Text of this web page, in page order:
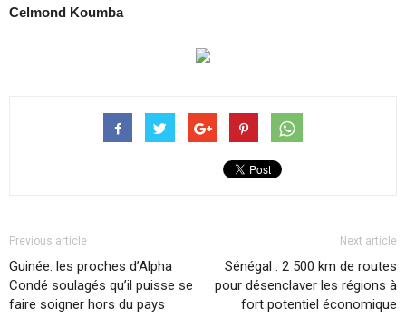
Celmond Koumba
Previous article
Guinée: les proches d’Alpha
Condé soulagés qu’il puisse se
faire soigner hors du pays
Next article
Sénégal : 2 500 km de routes
pour désenclaver les régions à
fort potentiel économique